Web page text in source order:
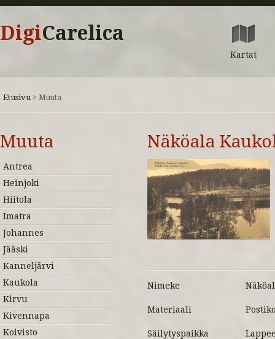
DigiCarelica
Kartat
Etusivu > Muuta
Muuta
Antrea
Heinjoki
Hiitola
Imatra
Johannes
Jääski
Kanneljärvi
Kaukola
Kirvu
Kivennapa
Koivisto
Näköala
Nimeke
Materiaali
Säilytyspaikka